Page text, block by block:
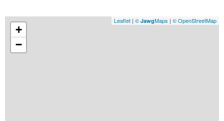
+
−
Leaflet | © JawgMaps | © OpenStreetMap